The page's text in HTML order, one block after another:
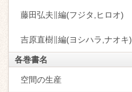
藤田弘夫∥編(フジタ,ヒロオ)
吉原直樹∥編(ヨシハラ,ナオキ)
各巻書名
空間の生産